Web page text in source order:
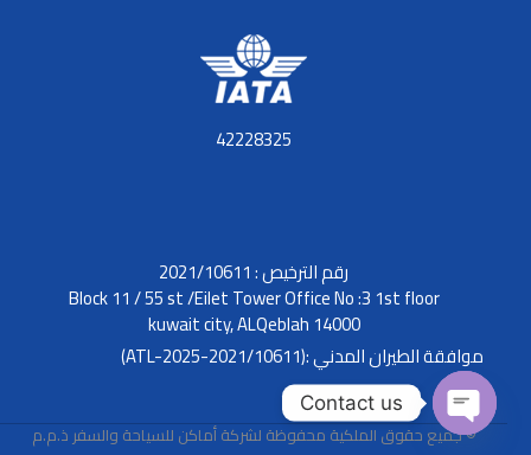
42228325
رقم الترخيص : 2021/10611
Block 11 / 55 st /Eilet Tower Office No :3 1st floor
kuwait city, ALQeblah 14000
موافقة الطيران المدني :(2021/10611-ATL-2025)
© جميع حقوق الملكية محفوظة لشركة أماكن للسياحة والسفر ذ.م.م
Contact us
O